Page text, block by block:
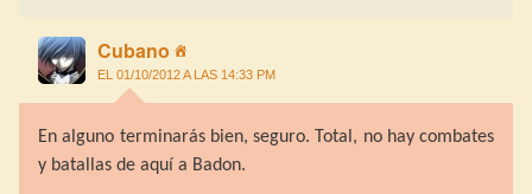
Cubano
EL 01/10/2012 A LAS 14:33 PM
En alguno terminarás bien, seguro. Total, no hay combates
y batallas de aquí a Badon.